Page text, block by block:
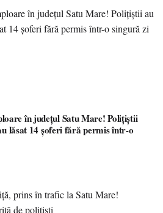
în județul Satu Mare! Polițiștii
lăsat 14 șoferi fără permis într-o